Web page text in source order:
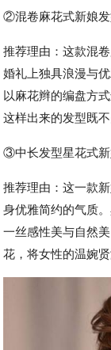
②混卷麻花式新娘
推荐理由：这款混
婚礼上独具浪漫与
以麻花辫的编盘方
这样出来的发型既
③中长发型星花式
推荐理由：这一款
身优雅简约的气质
一丝感性美与自然
花，将女性的温婉